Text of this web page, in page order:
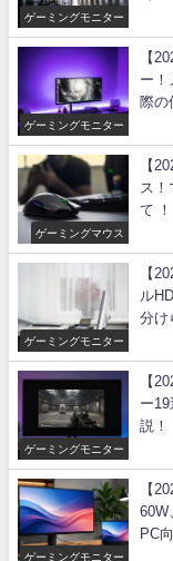
ゲーミングモニター
ゲーミングモニター
【
ー！
際の
ゲーミングマウス
【
ス
て ！
ゲーミングモニター
【
ル
分け
ゲーミングモニター
【
ー
説！
ゲーミングモニター
【
60W
PC